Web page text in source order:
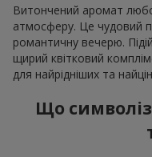
Витончений аромат
атмосферу. Це чудовий
романтичну вечерю.
щирий квітковий
для найрідніших та
Що